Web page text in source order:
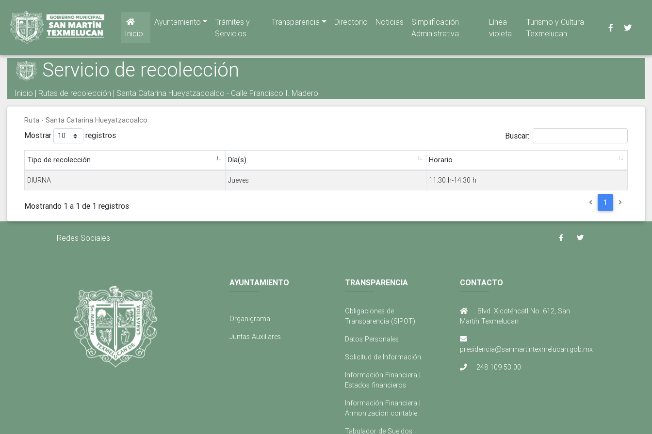
Inicio
Ayuntamiento
Trámites y
Servicios
Transparencia Directorio Noticias
Simplificación
Administrativa
Línea
violeta
Turismo y Cultura
Texmelucan
Servicio de recolección
Inicio | Rutas de recolección | Santa Catarina Hueyatzacoalco - Calle Francisco I. Madero
Ruta - Santa Catarina Hueyatzacoalco
Mostrar registros Buscar:
Tipo de recolección Día(s) Horario
DIURNA Jueves 11:30 h-14:30 h
Mostrando 1 a 1 de 1 registros 1
Redes Sociales
AYUNTAMIENTO
Organigrama
Juntas Auxiliares
TRANSPARENCIA
Obligaciones de
Transparencia (SIPOT)
Datos Personales
Solicitud de Información
Información Financiera |
Estados financieros
Información Financiera |
Armonización contable
Tabulador de Sueldos
CONTACTO
Blvd. Xicoténcatl No. 612, San
Martín Texmelucan
presidencia@sanmartintexmelucan.gob.mx
248 109 53 00